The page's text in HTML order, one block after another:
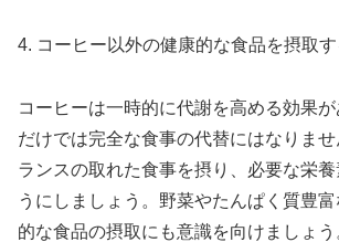
4. コーヒー以外の健康的な食品を摂取す
コーヒーは一時的に代謝を高める効果
だけでは完全な食事の代替にはなりま
ランスの取れた食事を摂り、必要な栄
うにしましょう。野菜やたんぱく質豊
的な食品の摂取にも意識を向けましょう